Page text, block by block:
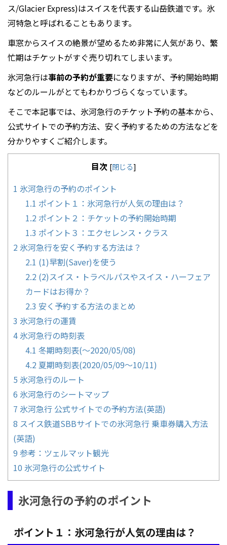
ス/Glacier Express)はスイスを代表する山岳鉄道です。 氷
河特急と呼ばれることもあります。
車窓からスイスの絶景が望めるため非常に人気があり、繁
忙期はチケットがすぐ売り切れてしまいます。
氷河急行は事前の予約が重要になりますが、予約開始時期
などのルールがとてもわかりづらくなっています。
そこで本記事では、氷河急行のチケット予約の基本から、
公式サイトでの予約方法、安く予約するための方法などを
分かりやすくご紹介します。
目次 [閉じる]
1 氷河急行の予約のポイント
1.1 ポイント１：氷河急行が人気の理由は？
1.2 ポイント２：チケットの予約開始時期
1.3 ポイント３：エクセレンス・クラス
2氷河急行を安く予約する方法は？
2.1 (1)早割(Saver)を使う
2.2 (2)スイス・トラベルパスやスイス・ハーフェア
カードはお得か？
2.3 安く予約する方法のまとめ
3 氷河急行の運賃
4氷河急行の時刻表
4.1 冬期時刻表(～2020/05/08)
4.2 夏期時刻表(2020/05/09～10/11)
5 氷河急行のルート
6 氷河急行のシートマップ
7 氷河急行 公式サイトでの予約方法(英語)
8 スイス鉄道SBBサイトでの氷河急行 乗車券購入方法
(英語)
9 参考：ツェルマット観光
10 氷河急行の公式サイト
氷河急行の予約のポイント
ポイント１：氷河急行が人気の理由は？